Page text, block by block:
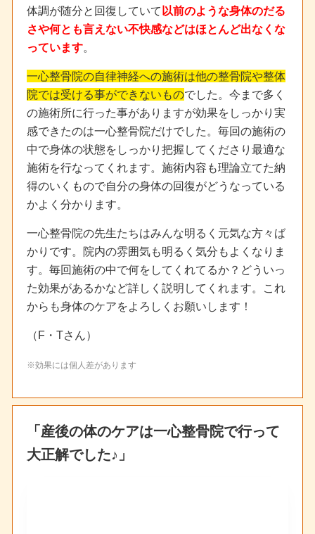
体調が随分と回復していて 以前のような身体のだる
さや何とも言えない不快感などはほとんど出なくな
っています。
一心整骨院の自律神経への施術は他の整骨院や整体
院では受ける事ができないものでした。今まで多く
の施術所に行った事がありますが効果をしっかり実
感できたのは一心整骨院だけでした。毎回の施術の
中で身体の状態をしっかり把握してくださり最適な
施術を行なってくれます。施術内容も理論立てた納
得のいくもので自分の身体の回復がどうなっている
かよく分かります。
一心整骨院の先生たちはみんな明るく元気な方々ば
かりです。院内の雰囲気も明るく気分もよくなりま
す。毎回施術の中で何をしてくれてるか？どういっ
た効果があるかなど詳しく説明してくれます。これ
からも身体のケアをよろしくお願いします！
（F・Tさん）
※効果には個人差があります
「産後の体のケアは一心整骨院で行って
大正解でした♪」